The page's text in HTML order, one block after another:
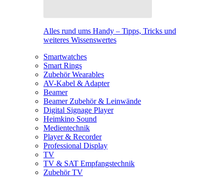
Alles rund ums Handy – Tipps, Tricks und
weiteres Wissenswertes
Smartwatches
Smart Rings
Zubehör Wearables
AV-Kabel & Adapter
Beamer
Beamer Zubehör & Leinwände
Digital Signage Player
Heimkino Sound
Medientechnik
Player & Recorder
Professional Display
TV
TV & SAT Empfangstechnik
Zubehör TV